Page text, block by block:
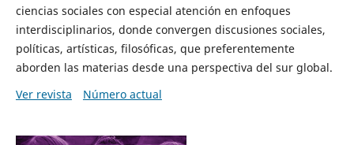
ciencias sociales con especial atención en enfoques
interdisciplinarios, donde convergen discusiones sociales,
políticas, artísticas, filosóficas, que preferentemente
aborden las materias desde una perspectiva del sur global.
Ver revista
Número actual